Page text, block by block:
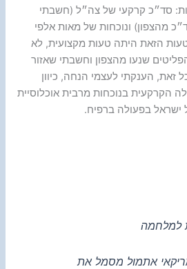
סד״כ קרקעי של צה״ל (חשבתי
מהצפון) ונוכחות של מאות אלפי
הזאת היתה טעות מקצועית, לא
שנעו מהצפון וחשבתי שאזור
זאת, הענקתי לעצמי הנחה, כיוון
הקרקעית בנוכחות מרבית אוכלוסיית
בפעולה ברפיח.
אתמול מסמל את